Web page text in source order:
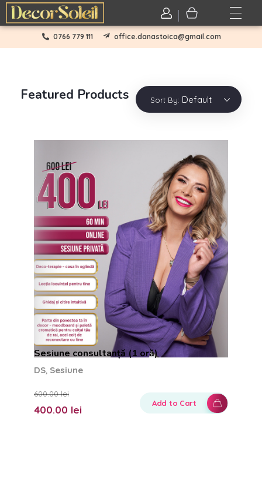
Login / sign up
0766 779 111 office.danastoica@gmail.com
Featured Products Sort By: Default
Sesiune consultanță (1 oră)
400.00 lei
600.00lei
DS Sesiune
Add to Cart